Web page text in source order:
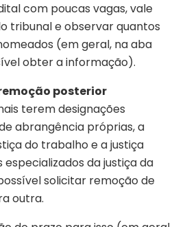
com poucas vagas, vale
tribunal e observar quantos
(em geral, na aba
obter a informação).
posterior
terem designações
abrangência próprias, a
do trabalho e a justiça
da justiça da
solicitar remoção de
outra.